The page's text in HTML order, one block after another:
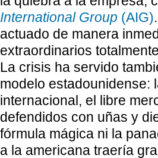
International Group (AIG)
actuado de manera
extraordinarios
La crisis ha servido
modelo estadounidense:
internacional, el libre
defendidos con uñas y
fórmula mágica ni la
a la americana traería